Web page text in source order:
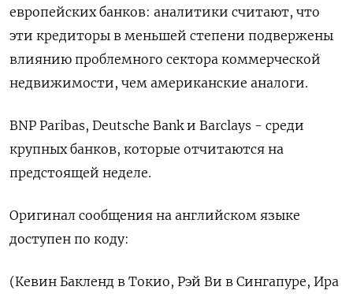
европейских банков: аналитики считают, что
эти кредиторы в меньшей степени подвержены
влиянию проблемного сектора коммерческой
недвижимости, чем американские аналоги.
BNP Paribas, Deutsche Bank и Barclays - среди
крупных банков, которые отчитаются на
предстоящей неделе.
Оригинал сообщения на английском языке
доступен по коду:
(Кевин Бакленд в Токио, Рэй Ви в Сингапуре, Ира